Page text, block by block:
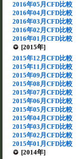
2016年05月CFD比較
2016年04月CFD比較
2016年03月CFD比較
2016年02月CFD比較
2016年01月CFD比較
[2015年]
2015年12月CFD比較
2015年11月CFD比較
2015年09月CFD比較
2015年08月CFD比較
2015年07月CFD比較
2015年06月CFD比較
2015年05月CFD比較
2015年04月CFD比較
2015年03月CFD比較
2015年02月CFD比較
2015年01月CFD比較
[2014年]